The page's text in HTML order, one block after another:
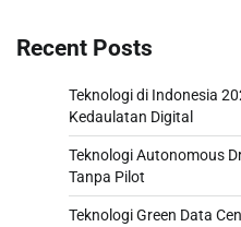
Recent Posts
Teknologi di Indonesia
Kedaulatan Digital
Teknologi Autonomous
Tanpa Pilot
Teknologi Green Data